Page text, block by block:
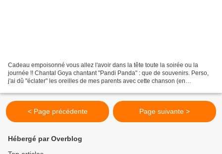
Cadeau empoisonné vous allez l'avoir dans la tête toute la soirée ou la
journée !! Chantal Goya chantant "Pandi Panda" : que de souvenirs. Perso,
j'ai dû "éclater" les oreilles de mes parents avec cette chanson (en
< Page précédente Page suivante >
Hébergé par Overblog